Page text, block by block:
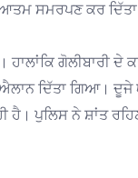
ਸਮਰਪਣ ਕਰ
ਗੋਲੀਬਾਰੀ ਦੇ
ਦਿੱਤਾ ਗਿਆ। ਦੂਜੇ
ਹੈ। ਪੁਲਿਸ ਨੇ ਸ਼ਾਂਤ